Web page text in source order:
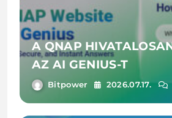
A QNAP
AZ AI GENIUS-T
Bitpower 2026.07.17.